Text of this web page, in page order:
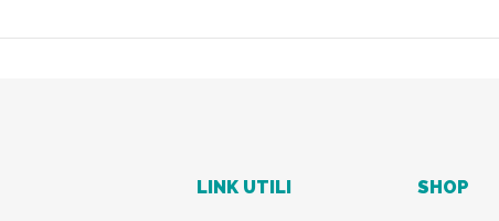
LINK UTILI SHOP